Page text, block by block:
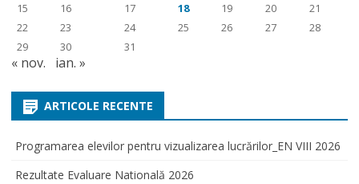
15
16 17 18 19 20
21
22
23 24 25 26 27
28
29
30 31
« nov. ian. »
ARTICOLE RECENTE
Programarea elevilor pentru vizualizarea lucrărilor_EN VIII 2026
Rezultate Evaluare Natională 2026